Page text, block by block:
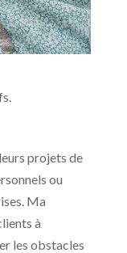
projets de
ou
Ma
à
les obstacles